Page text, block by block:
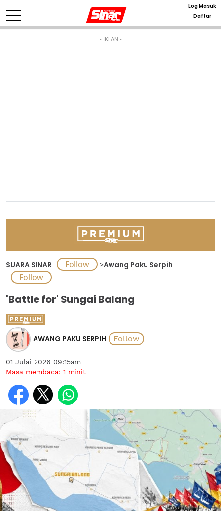
Log Masuk
Daftar
- IKLAN -
SUARA SINAR >Awang Paku Serpih
'Battle for' Sungai Balang
AWANG PAKU SERPIH
01 Julai 2026 09:15am
Masa membaca: 1 minit